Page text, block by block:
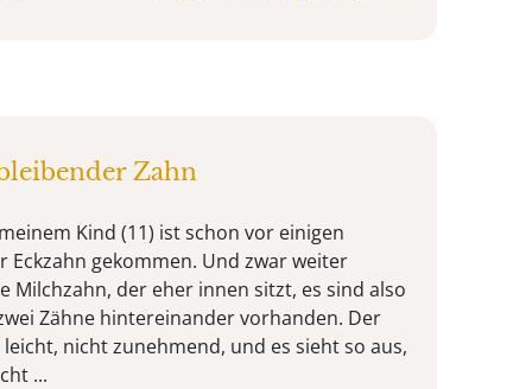
Zahn
Kind (11) ist schon vor einigen
Eckzahn gekommen. Und zwar weiter
Milchzahn, der eher innen sitzt, es sind also
Zähne hintereinander vorhanden. Der
nicht zunehmend, und es sieht so aus,
...